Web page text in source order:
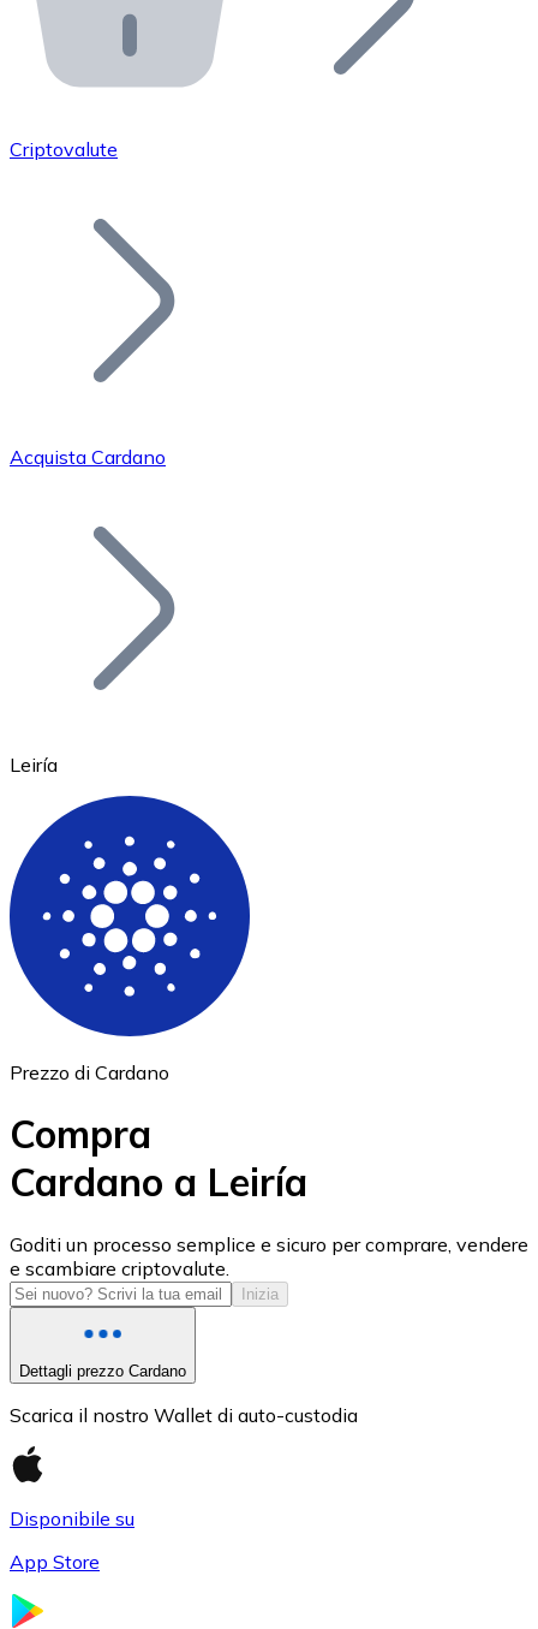
API Bitnovo
Integra la nostra API nel tuo ecosistema.
Unisciti alla nostra rete di rivenditori e
Aggiungi il token del tuo progetto al nostro servizio di
Bitcoin
Ethereum
ETH
USD Coin
USDC
Criptovalute
Acquista Cardano
Leiría
Prezzo di Cardano
Compra
Cardano a Leiría
Goditi un processo semplice e sicuro per comprare, vendere
e scambiare criptovalute.
Inizia
Dettagli prezzo Cardano
Scarica il nostro Wallet di auto-custodia
Disponibile su
App Store